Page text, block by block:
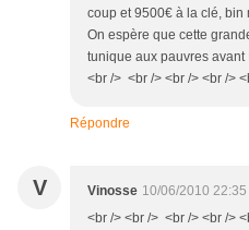
coup et 9500€ à la clé, bin
On espère que cette
tunique aux pauvres avant
<br /> <br /> <br /> <br />
Répondre
V Vinosse 10/06/2010 22:35
<br /> <br /> <br /> <br />